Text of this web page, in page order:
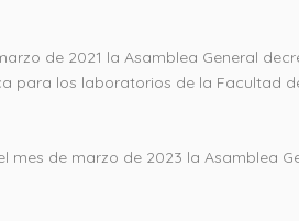
de 2021 la Asamblea General
los laboratorios de la Facultad
mes de marzo de 2023 la Asamblea